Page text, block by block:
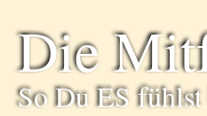
Die
So Du ES